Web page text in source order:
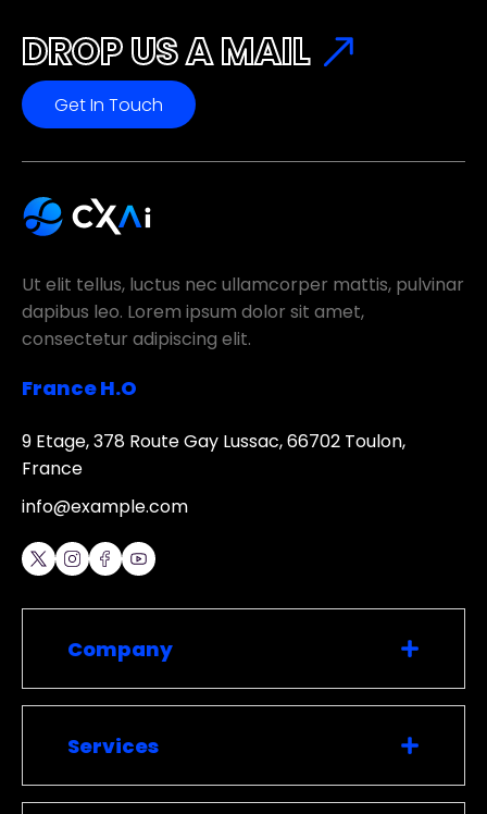
DROP US A MAIL
Get In Touch
Ut elit tellus, luctus nec ullamcorper mattis, pulvinar
dapibus leo. Lorem ipsum dolor sit amet,
consectetur adipiscing elit.
Company
Services
France H.O
9 Etage, 378 Route Gay Lussac, 66702 Toulon,
France
info@example.com